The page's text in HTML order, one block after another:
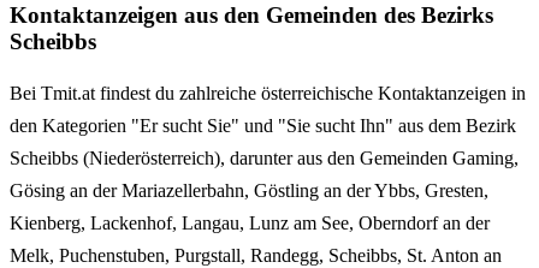
Kontaktanzeigen aus den Gemeinden des Bezirks
Scheibbs
Bei Tmit.at findest du zahlreiche österreichische Kontaktanzeigen in
den Kategorien "Er sucht Sie" und "Sie sucht Ihn" aus dem Bezirk
Scheibbs (Niederösterreich), darunter aus den Gemeinden Gaming,
Gösing an der Mariazellerbahn, Göstling an der Ybbs, Gresten,
Kienberg, Lackenhof, Langau, Lunz am See, Oberndorf an der
Melk, Puchenstuben, Purgstall, Randegg, Scheibbs, St. Anton an